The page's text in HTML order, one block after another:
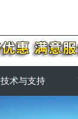
技术与支持